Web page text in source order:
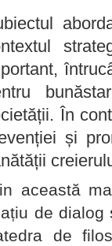
În
și
această
de dialog
de